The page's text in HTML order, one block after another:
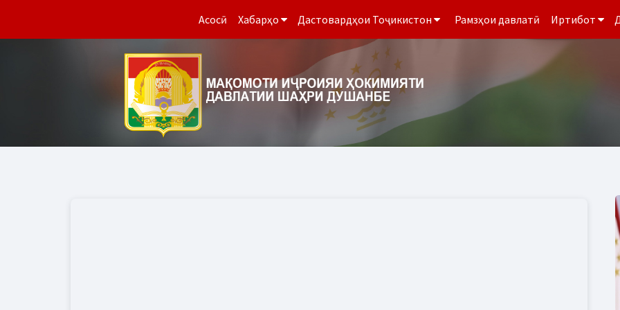
Асосӣ Хабарҳо Дастовардҳои Тоҷикистон Рамзҳои давлатӣ Иртибот